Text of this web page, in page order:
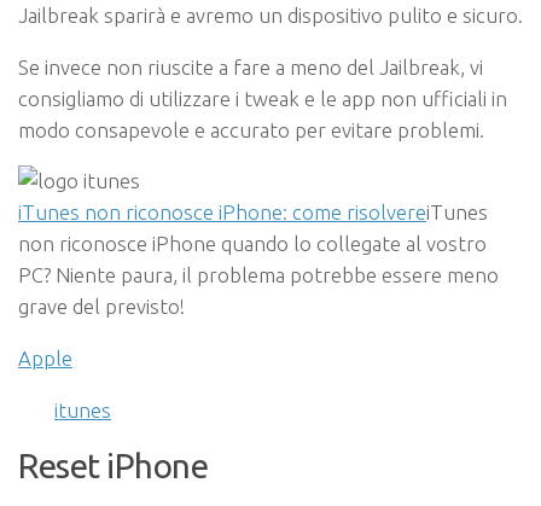
Jailbreak sparirà e avremo un dispositivo pulito e sicuro.
Se invece non riuscite a fare a meno del Jailbreak, vi
consigliamo di utilizzare i tweak e le app non ufficiali in
modo consapevole e accurato per evitare problemi.
iTunes non riconosce iPhone: come risolvereiTunes
non riconosce iPhone quando lo collegate al vostro
PC? Niente paura, il problema potrebbe essere meno
grave del previsto!
Apple
itunes
Reset iPhone